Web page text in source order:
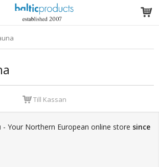
Till Kassan
- Your Northern European online store since